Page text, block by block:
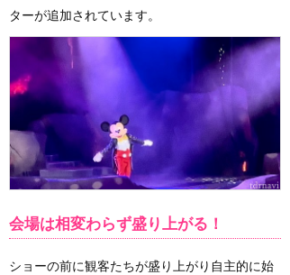
ターが追加されています。
会場は相変わらず盛り上がる！
ショーの前に観客たちが盛り上がり自主的に始